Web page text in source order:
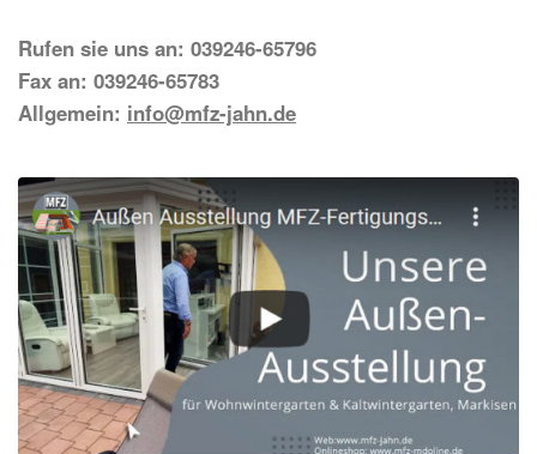
Rufen sie uns an: 039246-65796
Fax an: 039246-65783
Allgemein: info@mfz-jahn.de